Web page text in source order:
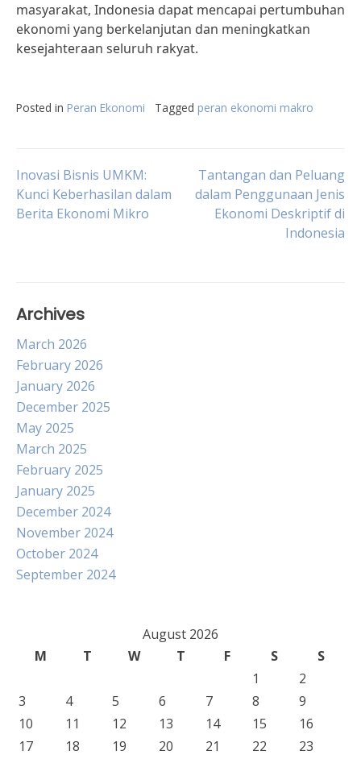
masyarakat, Indonesia dapat mencapai pertumbuhan
ekonomi yang berkelanjutan dan meningkatkan
kesejahteraan seluruh rakyat.
Posted in Peran Ekonomi Tagged peran ekonomi makro
Post
navigation
Inovasi Bisnis UMKM:
Kunci Keberhasilan dalam
Berita Ekonomi Mikro
Tantangan dan Peluang
dalam Penggunaan Jenis
Ekonomi Deskriptif di
Indonesia
Archives
March 2026
February 2026
January 2026
December 2025
May 2025
March 2025
February 2025
January 2025
December 2024
November 2024
October 2024
September 2024
August 2026
M
T W T F S
S
1
2
3
4 5 6 7 8
9
10
11 12 13 14 15
16
17
18 19 20 21 22
23